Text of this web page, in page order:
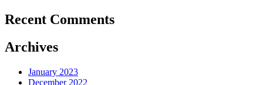
Recent Comments
Archives
January 2023
December 2022